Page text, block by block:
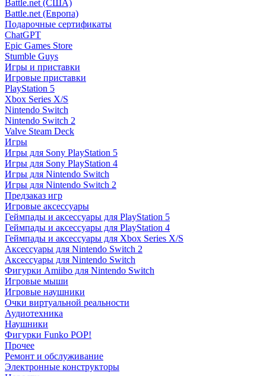
Battle.net (США)
Battle.net (Европа)
Подарочные сертификаты
ChatGPT
Epic Games Store
Stumble Guys
Игры и приставки
Игровые приставки
PlayStation 5
Xbox Series X/S
Nintendo Switch
Nintendo Switch 2
Valve Steam Deck
Игры
Игры для Sony PlayStation 5
Игры для Sony PlayStation 4
Игры для Nintendo Switch
Игры для Nintendo Switch 2
Предзаказ игр
Игровые аксессуары
Геймпады и аксессуары для PlayStation 5
Геймпады и аксессуары для PlayStation 4
Геймпады и аксессуары для Xbox Series X/S
Аксессуары для Nintendo Switch 2
Аксессуары для Nintendo Switch
Фигурки Amiibo для Nintendo Switch
Игровые мыши
Игровые наушники
Очки виртуальной реальности
Аудиотехника
Наушники
Фигурки Funko POP!
Прочее
Ремонт и обслуживание
Электронные конструкторы